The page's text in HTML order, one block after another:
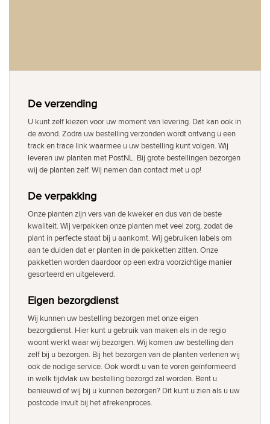
De verzending
U kunt zelf kiezen voor uw moment van levering. Dat kan ook in
de avond. Zodra uw bestelling verzonden wordt ontvang u een
track en trace link waarmee u uw bestelling kunt volgen. Wij
leveren uw planten met PostNL. Bij grote bestellingen bezorgen
wij de planten zelf. Wij nemen dan contact met u op!
De verpakking
Onze planten zijn vers van de kweker en dus van de beste
kwaliteit. Wij verpakken onze planten met veel zorg, zodat de
plant in perfecte staat bij u aankomt. Wij gebruiken labels om
aan te duiden dat er planten in de pakketten zitten. Onze
pakketten worden daardoor op een extra voorzichtige manier
gesorteerd en uitgeleverd.
Eigen bezorgdienst
Wij kunnen uw bestelling bezorgen met onze eigen
bezorgdienst. Hier kunt u gebruik van maken als in de regio
woont werkt waar wij bezorgen. Wij komen uw bestelling dan
zelf bij u bezorgen. Bij het bezorgen van de planten verlenen wij
ook de nodige service. Ook wordt u van te voren geïnformeerd
in welk tijdvlak uw bestelling bezorgd zal worden. Bent u
benieuwd of wij bij u kunnen bezorgen? Dit kunt u zien als u uw
postcode invult bij het afrekenproces.